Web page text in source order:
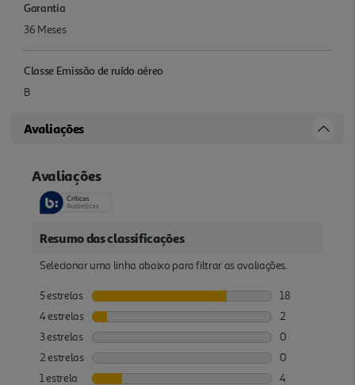
Garantia
36 Meses
Classe Emissão de ruído aéreo
B
Avaliações